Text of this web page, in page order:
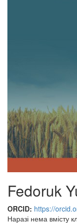
Fedoruk
ORCID: https://
Наразі нема вмісту